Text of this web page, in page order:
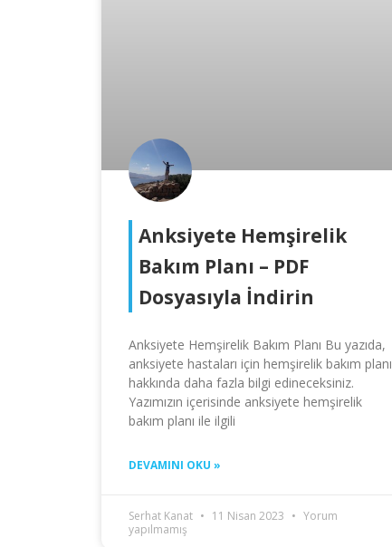
Anksiyete Hemşirelik
Bakım Planı – PDF
Dosyasıyla İndirin
Anksiyete Hemşirelik Bakım Planı Bu yazıda,
anksiyete hastaları için hemşirelik bakım planı
hakkında daha fazla bilgi edineceksiniz.
Yazımızın içerisinde anksiyete hemşirelik
bakım planı ile ilgili
DEVAMINI OKU »
Serhat Kanat 11 Nisan 2023
Yorum
yapılmamış